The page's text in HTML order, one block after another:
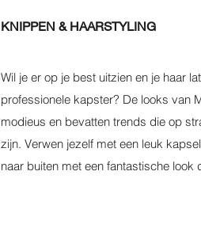
KNIPPEN & HAARSTYLING
Wil je er op je best uitzien en je haar
professionele kapster? De looks van
modieus en bevatten trends die op
zijn. Verwen jezelf met een leuk
naar buiten met een fantastische look